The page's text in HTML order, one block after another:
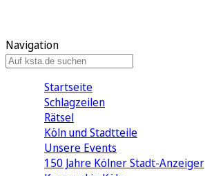
Navigation
Startseite
Schlagzeilen
Rätsel
Köln und Stadtteile
Unsere Events
150 Jahre Kölner Stadt-Anzeiger